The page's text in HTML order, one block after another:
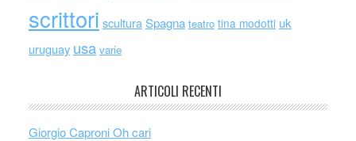
scrittori scultura Spagna teatro tina modotti uk
uruguay usa varie
ARTICOLI RECENTI
Giorgio Caproni Oh cari